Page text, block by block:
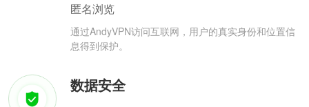
匿名浏览
通过AndyVPN访问互联网，用户的真实身份和位置信
息得到保护。
数据安全